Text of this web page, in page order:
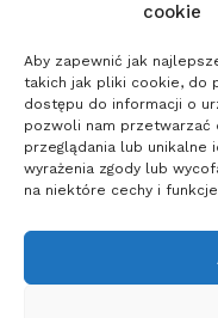
cookie
Aby zapewnić jak
takich jak pliki cookie, do
dostępu do informacji o
pozwoli nam przetwarzać
przeglądania lub unikalne
wyrażenia zgody lub
na niektóre cechy i
SZYBKIE LINKI
Jak planować,
Zostań coachem
Zwiększ szanse na
O NAS
Szkoła Zarządzania
planowaniu,
(nowych